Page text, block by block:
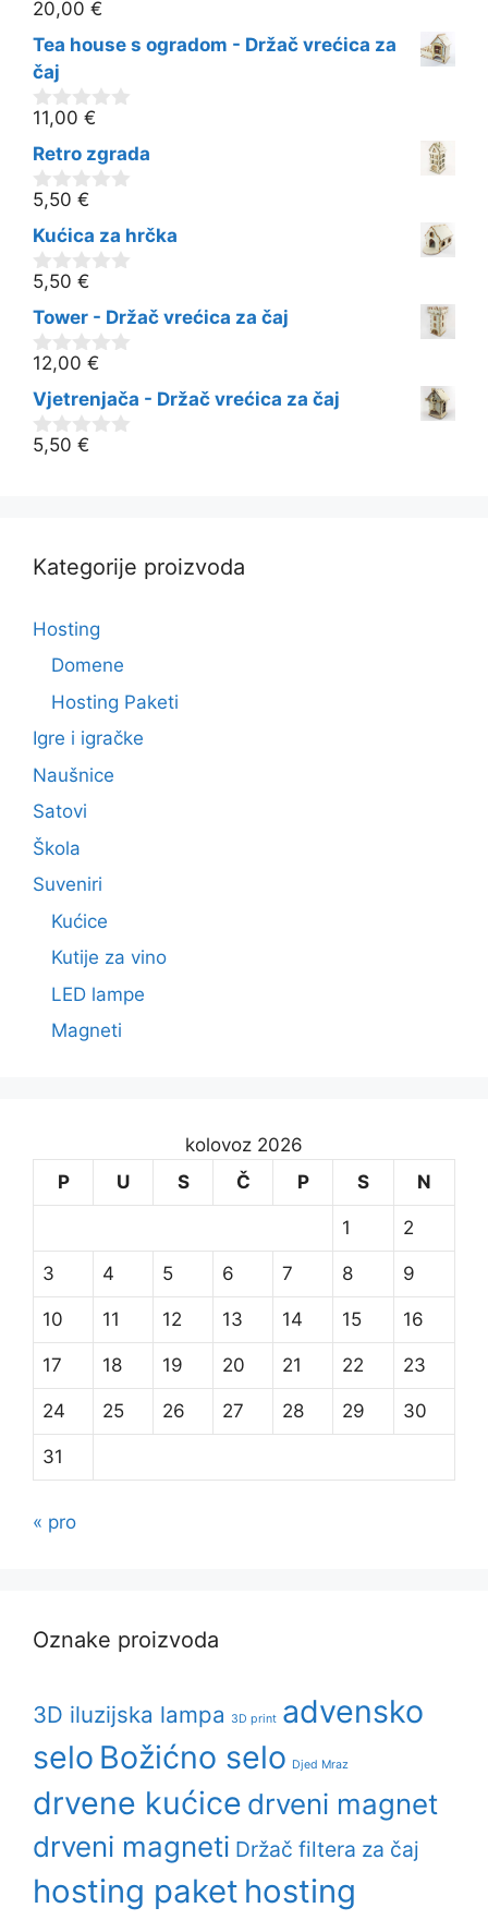
0
d
5
20,00 €
Tea house s ogradom - Držač vrećica za
čaj
0
d
5
11,00 €
Retro zgrada
0
d
5
5,50 €
Kućica za hrčka
0
d
5
5,50 €
Tower - Držač vrećica za čaj
0
d
5
12,00 €
Vjetrenjača - Držač vrećica za čaj
0
5,50 €
Kategorije proizvoda
Hosting
Domene
Hosting Paketi
Igre i igračke
Naušnice
Satovi
Škola
Suveniri
Kućice
Kutije za vino
LED lampe
Magneti
kolovoz 2026
P
U S Č P S N
1 2
3 4 5 6 7 8 9
10 11 12 13 14 15 16
17 18 19 20 21 22 23
24 25 26 27 28 29 30
31
« pro
Oznake proizvoda
3D iluzijska lampa 3D print advensko
selo Božićno selo Djed Mraz
drvene kućice drveni magnet
drveni magneti Držač filtera za čaj
hosting paket hosting